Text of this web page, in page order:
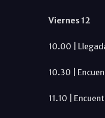
Viernes 12
10.00 |
10.30 |
11.10 |